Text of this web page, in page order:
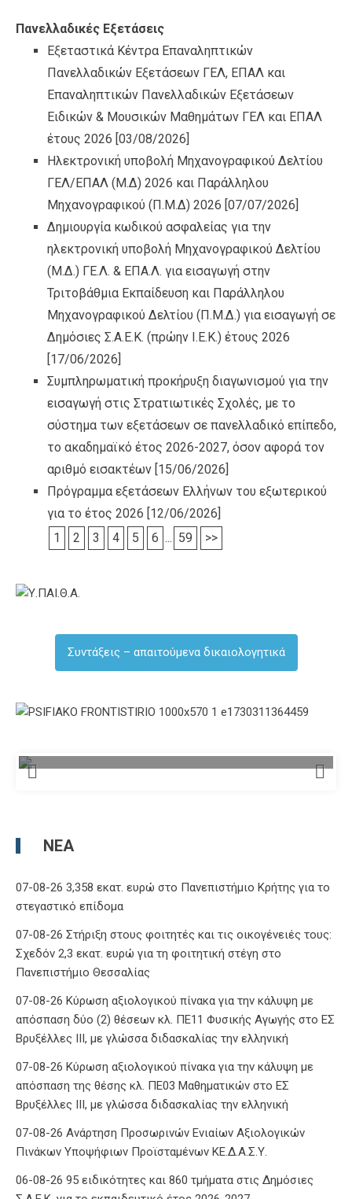
Πανελλαδικές Εξετάσεις
Εξεταστικά Κέντρα Επαναληπτικών
Πανελλαδικών Εξετάσεων ΓΕΛ, ΕΠΑΛ και
Επαναληπτικών Πανελλαδικών Εξετάσεων
Ειδικών & Μουσικών Μαθημάτων ΓΕΛ και ΕΠΑΛ
έτους 2026 [03/08/2026]
Ηλεκτρονική υποβολή Μηχανογραφικού Δελτίου
ΓΕΛ/ΕΠΑΛ (Μ.Δ) 2026 και Παράλληλου
Μηχανογραφικού (Π.Μ.Δ) 2026 [07/07/2026]
Δημιουργία κωδικού ασφαλείας για την
ηλεκτρονική υποβολή Μηχανογραφικού Δελτίου
(Μ.Δ.) ΓΕ.Λ. & ΕΠΑ.Λ. για εισαγωγή στην
Τριτοβάθμια Εκπαίδευση και Παράλληλου
Μηχανογραφικού Δελτίου (Π.Μ.Δ.) για εισαγωγή σε
Δημόσιες Σ.Α.Ε.Κ. (πρώην Ι.Ε.Κ.) έτους 2026
[17/06/2026]
Συμπληρωματική προκήρυξη διαγωνισμού για την
εισαγωγή στις Στρατιωτικές Σχολές, με το
σύστημα των εξετάσεων σε πανελλαδικό επίπεδο,
το ακαδημαϊκό έτος 2026-2027, όσον αφορά τον
αριθμό εισακτέων [15/06/2026]
Πρόγραμμα εξετάσεων Ελλήνων του εξωτερικού
για το έτος 2026 [12/06/2026]
1
2 3 4 5 6 ... 59 >>
Συντάξεις – απαιτούμενα δικαιολογητικά
ΝΈΑ
07-08-26 3,358 εκατ. ευρώ στο Πανεπιστήμιο Κρήτης για το
στεγαστικό επίδομα
07-08-26 Στήριξη στους φοιτητές και τις οικογένειές τους:
Σχεδόν 2,3 εκατ. ευρώ για τη φοιτητική στέγη στο
Πανεπιστήμιο Θεσσαλίας
07-08-26 Κύρωση αξιολογικού πίνακα για την κάλυψη με
απόσπαση δύο (2) θέσεων κλ. ΠΕ11 Φυσικής Αγωγής στο ΕΣ
Βρυξέλλες ΙΙΙ, με γλώσσα διδασκαλίας την ελληνική
07-08-26 Κύρωση αξιολογικού πίνακα για την κάλυψη με
απόσπαση της θέσης κλ. ΠΕ03 Μαθηματικών στο ΕΣ
Βρυξέλλες ΙΙΙ, με γλώσσα διδασκαλίας την ελληνική
07-08-26 Ανάρτηση Προσωρινών Ενιαίων Αξιολογικών
Πινάκων Υποψήφιων Προϊσταμένων ΚΕ.Δ.Α.Σ.Υ.
06-08-26 95 ειδικότητες και 860 τμήματα στις Δημόσιες